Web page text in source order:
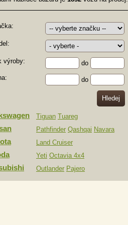
výroby:
do
do
Tiguan Tuareg
Pathfinder Qashqai Navara
Land Cruiser
Yeti Octavia 4x4
Outlander Pajero